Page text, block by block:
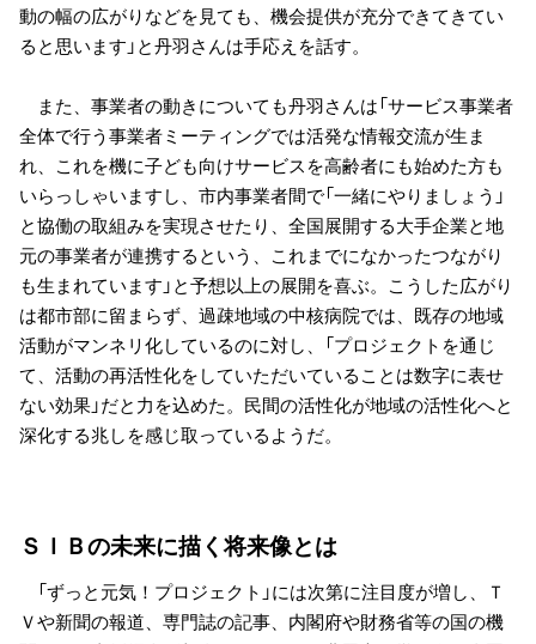
動の幅の広がりなどを見ても、機会提供が充分できてきてい
ると思います」と丹羽さんは手応えを話す。
また、事業者の動きについても丹羽さんは「サービス事業者
全体で行う事業者ミーティングでは活発な情報交流が生ま
れ、これを機に子ども向けサービスを高齢者にも始めた方も
いらっしゃいますし、市内事業者間で「一緒にやりましょう」
と協働の取組みを実現させたり、全国展開する大手企業と地
元の事業者が連携するという、これまでになかったつながり
も生まれています」と予想以上の展開を喜ぶ。こうした広がり
は都市部に留まらず、過疎地域の中核病院では、既存の地域
活動がマンネリ化しているのに対し、「プロジェクトを通じ
て、活動の再活性化をしていただいていることは数字に表せ
ない効果」だと力を込めた。民間の活性化が地域の活性化へと
深化する兆しを感じ取っているようだ。
ＳＩＢの未来に描く将来像とは
「ずっと元気！プロジェクト」には次第に注目度が増し、Ｔ
Ｖや新聞の報道、専門誌の記事、内閣府や財務省等の国の機